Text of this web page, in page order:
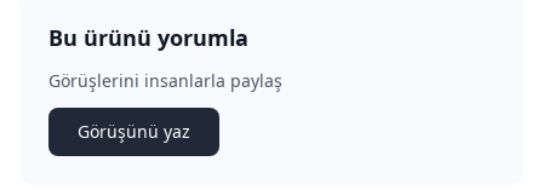
Bu ürünü yorumla
Görüşlerini insanlarla paylaş
Görüşünü yaz